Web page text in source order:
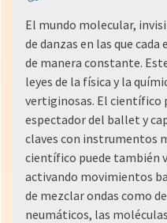
El mundo molecular,
de danzas en las que
de manera constante.
leyes de la física y la
vertiginosas. El científico
espectador del ballet y
claves con instrumentos
científico puede también
activando movimientos
de mezclar ondas como
neumáticos, las